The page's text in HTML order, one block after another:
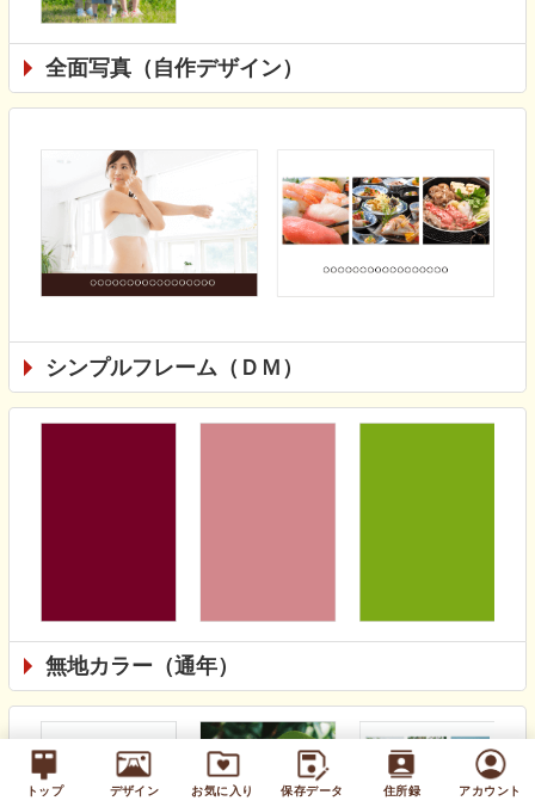
トップ デザイン お気に入り 保存データ 住所録 アカウント
全面写真（自作デザイン）
シンプルフレーム（ＤＭ）
無地カラー（通年）